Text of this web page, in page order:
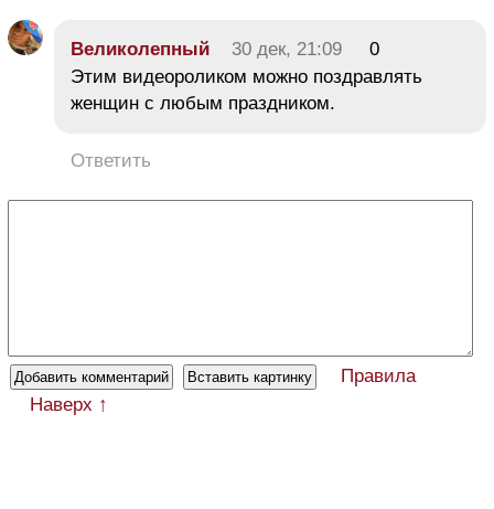
Великолепный 30 дек, 21:09
0
Этим видеороликом можно поздравлять
женщин с любым праздником.
Ответить
Правила
Наверх ↑